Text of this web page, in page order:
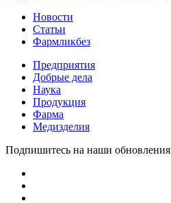
Новости
Статьи
Фармликбез
Предприятия
Добрые дела
Наука
Продукция
Фарма
Медизделия
Подпишитесь на наши обновления